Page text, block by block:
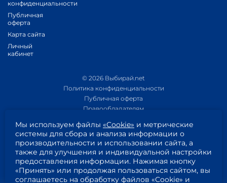
конфиденциальности
Публичная
оферта
Карта сайта
Личный
кабинет
© 2026 Выбирай.net
Политика конфиденциальности
Публичная оферта
Правообладателям
Приложение 1
Приложение 2
Пользовательское соглашение
Согласие на обработку персональных данных
Мы используем файлы «Cookie» и метрические
системы для сбора и анализа информации о
производительности и использовании сайта, а
также для улучшения и индивидуальной настройки
предоставления информации. Нажимая кнопку
«Принять» или продолжая пользоваться сайтом, вы
соглашаетесь на обработку файлов «Cookie» и